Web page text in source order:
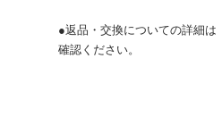
●返品・交換についての詳細は
確認ください。